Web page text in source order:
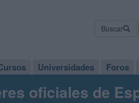
Buscar
Universidades Foros
oficiales de